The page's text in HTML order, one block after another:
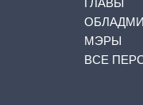
ГЛАВЫ
МЭРЫ
ВСЕ